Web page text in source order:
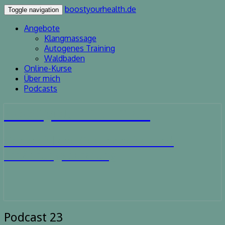
Toggle navigation
boostyourhealth.de
Angebote
Klangmassage
Autogenes Training
Waldbaden
Online-Kurse
Über mich
Podcasts
Podcast
Podcast 23